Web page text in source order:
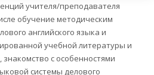
учителя/преподавателя
обучение методическим
английского языка и
учебной литературы и
с особенностями
системы делового